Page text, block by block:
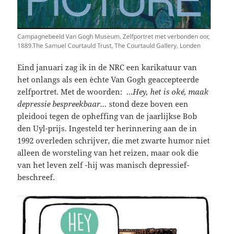
Campagnebeeld Van Gogh Museum, Zelfportret met verbonden oor,
1889.The Samuel Courtauld Trust, The Courtauld Gallery, Londen
Eind januari zag ik in de NRC een karikatuur van
het onlangs als een èchte Van Gogh geaccepteerde
zelfportret. Met de woorden: …Hey, het is oké, maak
depressie bespreekbaar…stond deze boven een
pleidooi tegen de opheffing van de jaarlijkse Bob
den Uyl-prijs. Ingesteld ter herinnering aan de in
1992 overleden schrijver, die met zwarte humor niet
alleen de worsteling van het reizen, maar ook die
van het leven zelf -hij was manisch depressief-
beschreef.